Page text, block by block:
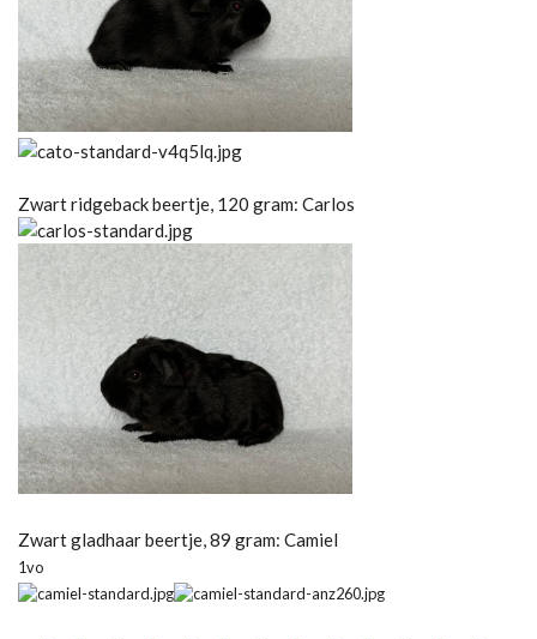
Zwart ridgeback beertje, 120 gram: Carlos
Zwart gladhaar beertje, 89 gram: Camiel
1vo